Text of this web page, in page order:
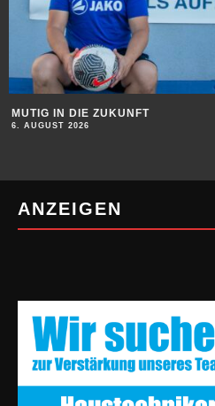
MUTIG IN DIE ZUKUNFT
6. AUGUST 2026
ANZEIGEN